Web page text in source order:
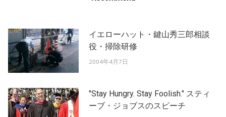
イエローハット・鍵山秀三郎相談
役・掃除研修
2004年4月7日
"Stay Hungry. Stay Foolish." スティ
ーブ・ジョブスのスピーチ